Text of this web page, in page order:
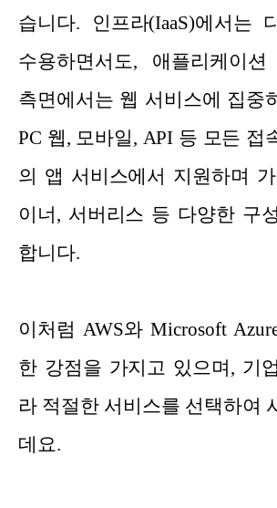
습니다. 인프라(IaaS)에서는
수용하면서도, 애플리케이션
측면에서는 웹 서비스에 집중
PC 웹, 모바일, API 등 모든 접
의 앱 서비스에서 지원하며
이너, 서버리스 등 다양한 구
합니다.
이처럼 AWS와 Microsoft
한 강점을 가지고 있으며, 기
라 적절한 서비스를 선택하여
데요.